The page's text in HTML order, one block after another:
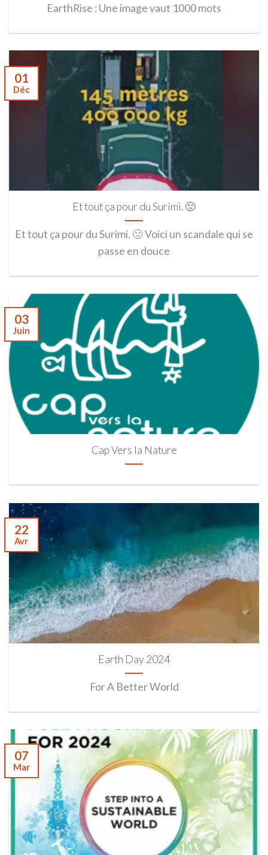
EarthRise : Une image vaut 1000 mots
Et tout ça pour du Surimi. 🤢
Et tout ça pour du Surimi. 🤢 Voici un scandale qui se
passe en douce
01
Déc
Cap Vers la Nature
03
Juin
Earth Day 2024
For A Better World
22
Avr
07
Mar